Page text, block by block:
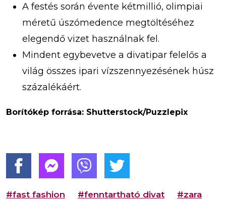
A festés során évente kétmillió, olimpiai
méretű úszómedence megtöltéséhez
elegendő vizet használnak fel.
Mindent egybevetve a divatipar felelős a
világ összes ipari vízszennyezésének húsz
százalékáért.
Borítókép forrása: Shutterstock/Puzzlepix
#fast fashion #fenntartható divat #zara